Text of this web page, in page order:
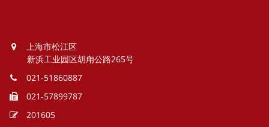
上海市松江区
新浜工业园区胡甪公路265号
021-51860887
021-57899787
201605